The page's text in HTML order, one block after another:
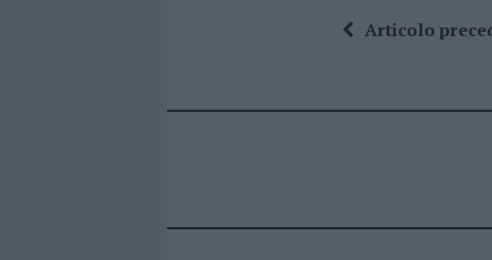
te ata
Articolo